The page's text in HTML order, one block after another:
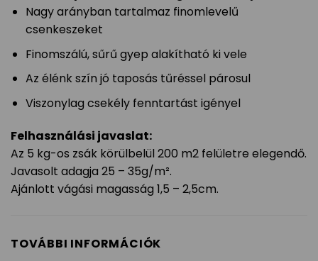
Nagy arányban tartalmaz finomlevelű
csenkeszeket
Finomszálú, sűrű gyep alakítható ki vele
Az élénk szín jó taposás tűréssel párosul
Viszonylag csekély fenntartást igényel
Felhasználási javaslat:
Az 5 kg-os zsák körülbelül 200 m2 felületre elegendő.
Javasolt adagja 25 – 35g/m².
Ajánlott vágási magasság 1,5 – 2,5cm.
TOVÁBBI INFORMÁCIÓK